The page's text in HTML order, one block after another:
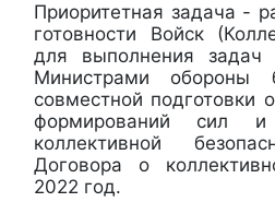
Приоритетная задача -
готовности Войск
для выполнения задач
Министрами
совместной подготовки
формирований сил
коллективной
Договора о
2022 год.